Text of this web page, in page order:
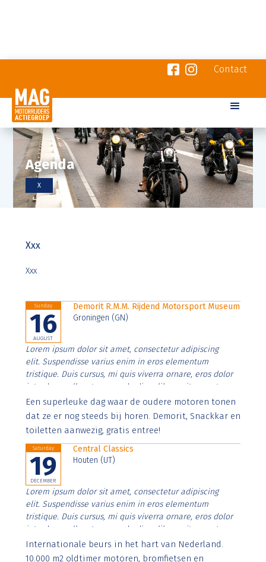
Contact
Agenda
X
Xxx
Xxx
Sunday
16
AUGUST
Demorit R.M.M. Rijdend Motorsport Museum
Groningen (GN)
Lorem ipsum dolor sit amet, consectetur adipiscing
elit. Suspendisse varius enim in eros elementum
tristique. Duis cursus, mi quis viverra ornare, eros dolor
interdum nulla, ut commodo diam libero vitae erat.
Aenean faucibus nibh et justo cursus id rutrum lorem
imperdiet. Nunc ut sem vitae risus tristique posuere.
Een superleuke dag waar de oudere motoren tonen
dat ze er nog steeds bij horen. Demorit, Snackkar en
toiletten aanwezig, gratis entree!
Saturday
19
DECEMBER
Central Classics
Houten (UT)
Lorem ipsum dolor sit amet, consectetur adipiscing
elit. Suspendisse varius enim in eros elementum
tristique. Duis cursus, mi quis viverra ornare, eros dolor
interdum nulla, ut commodo diam libero vitae erat.
Aenean faucibus nibh et justo cursus id rutrum lorem
imperdiet. Nunc ut sem vitae risus tristique posuere.
Internationale beurs in het hart van Nederland.
10.000 m2 oldtimer motoren, bromfietsen en